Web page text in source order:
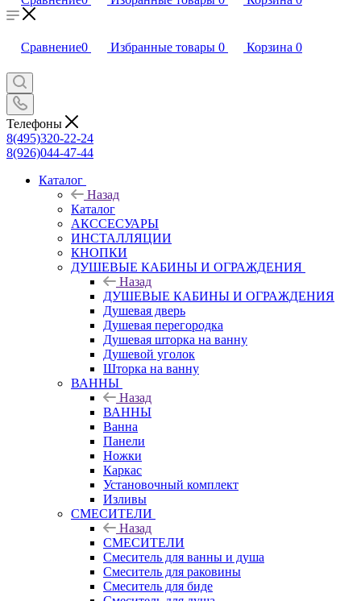
Сравнение0 Избранные товары 0 Корзина 0
Телефоны
8(495)320-22-24
8(926)044-47-44
Каталог
Назад
Каталог
АКССЕСУАРЫ
ИНСТАЛЛЯЦИИ
КНОПКИ
ДУШЕВЫЕ КАБИНЫ И ОГРАЖДЕНИЯ
Назад
ДУШЕВЫЕ КАБИНЫ И ОГРАЖДЕНИЯ
Душевая дверь
Душевая перегородка
Душевая шторка на ванну
Душевой уголок
Шторка на ванну
ВАННЫ
Назад
ВАННЫ
Ванна
Панели
Ножки
Каркас
Установочный комплект
Изливы
СМЕСИТЕЛИ
Назад
СМЕСИТЕЛИ
Смеситель для ванны и душа
Смеситель для раковины
Смеситель для биде